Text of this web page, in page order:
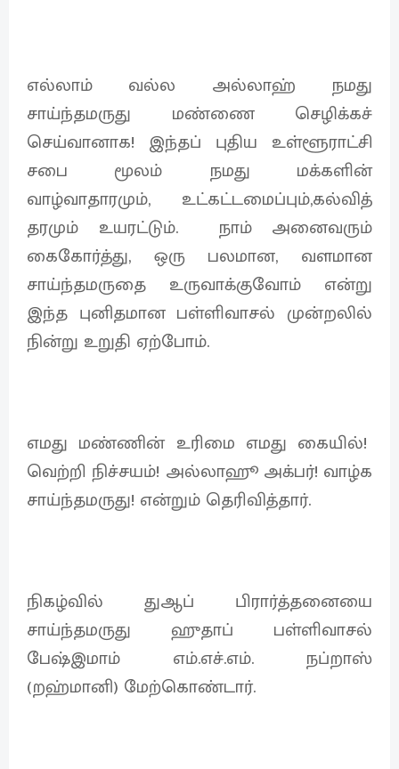
எல்லாம் வல்ல அல்லாஹ் நமது
சாய்ந்தமருது மண்ணை செழிக்கச்
செய்வானாக! இந்தப் புதிய உள்ளூராட்சி
சபை மூலம் நமது மக்களின்
வாழ்வாதாரமும், உட்கட்டமைப்பும்,கல்வித்
தரமும் உயரட்டும். நாம் அனைவரும்
கைகோர்த்து, ஒரு பலமான, வளமான
சாய்ந்தமருதை உருவாக்குவோம் என்று
இந்த புனிதமான பள்ளிவாசல் முன்றலில்
நின்று உறுதி ஏற்போம்.
எமது மண்ணின் உரிமை எமது கையில்!
வெற்றி நிச்சயம்! அல்லாஹூ அக்பர்! வாழ்க
சாய்ந்தமருது! என்றும் தெரிவித்தார்.
நிகழ்வில் துஆப் பிரார்த்தனையை
சாய்ந்தமருது ஹுதாப் பள்ளிவாசல்
பேஷ்இமாம் எம்.எச்.எம். நப்றாஸ்
(றஹ்மானி) மேற்கொண்டார்.